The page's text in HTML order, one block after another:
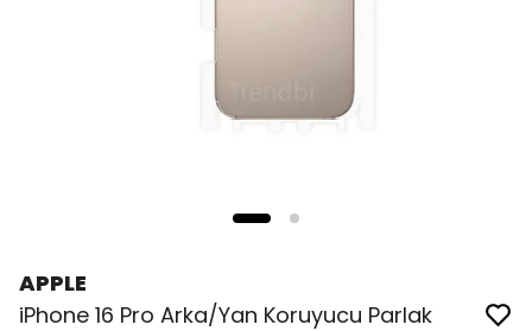
APPLE
iPhone 16 Pro Arka/Yan Koruyucu Parlak